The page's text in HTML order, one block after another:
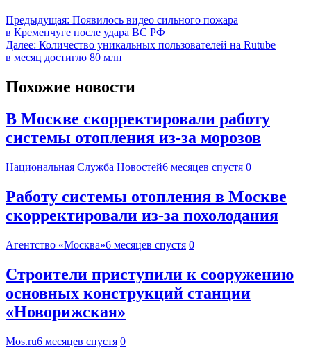
Предыдущая: Появилось видео сильного пожара
в Кременчуге после удара ВС РФ
Далее: Количество уникальных пользователей на Rutube
в месяц достигло 80 млн
Похожие новости
В Москве скорректировали работу
системы отопления из-за морозов
Национальная Служба Новостей6 месяцев спустя 0
Работу системы отопления в Москве
скорректировали из-за похолодания
Агентство «Москва»6 месяцев спустя 0
Строители приступили к сооружению
основных конструкций станции
«Новорижская»
Mos.ru6 месяцев спустя 0